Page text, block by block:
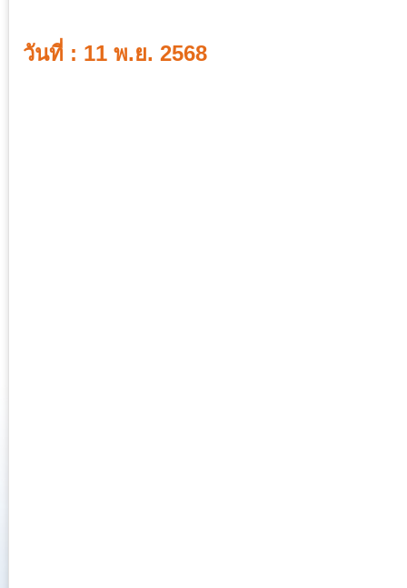
วันที่ : 11 พ.ย. 2568